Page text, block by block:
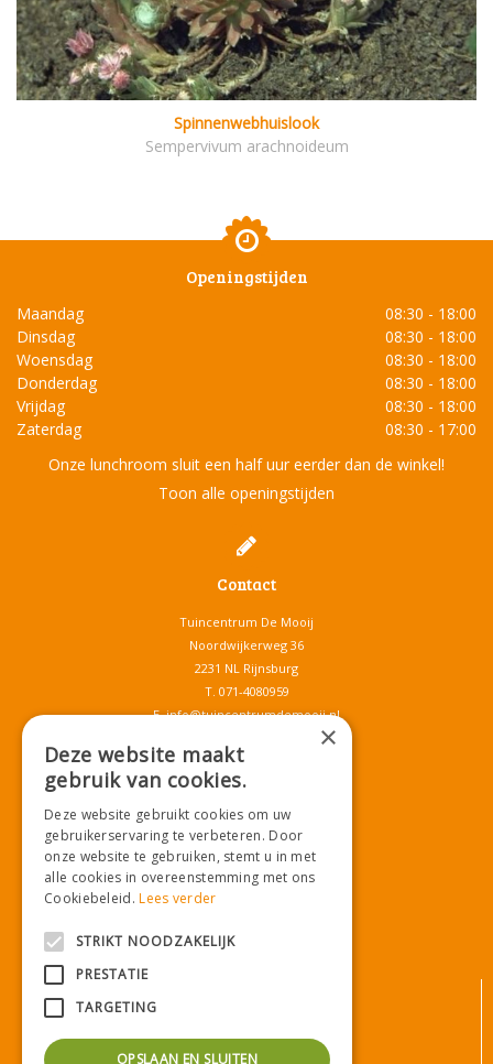
Spinnenwebhuislook
Sempervivum arachnoideum
Openingstijden
Maandag
08:30 - 18:00
Dinsdag
08:30 - 18:00
Woensdag
08:30 - 18:00
Donderdag
08:30 - 18:00
Vrijdag
08:30 - 18:00
Zaterdag
08:30 - 17:00
Onze lunchroom sluit een half uur eerder dan de winkel!
Toon alle openingstijden
Contact
Tuincentrum De Mooij
Noordwijkerweg 36
2231 NL Rijnsburg
T. 071-4080959
E.info@tuincentrumdemooij.nl
Download onze App!
Privacy statement
×
Deze website maakt
gebruik van cookies.
Deze website gebruikt cookies om uw
gebruikerservaring te verbeteren. Door
onze website te gebruiken, stemt u in met
alle cookies in overeenstemming met ons
Cookiebeleid.Lees verder
STRIKT NOODZAKELIJK
PRESTATIE
TARGETING
OPSLAAN EN SLUITEN